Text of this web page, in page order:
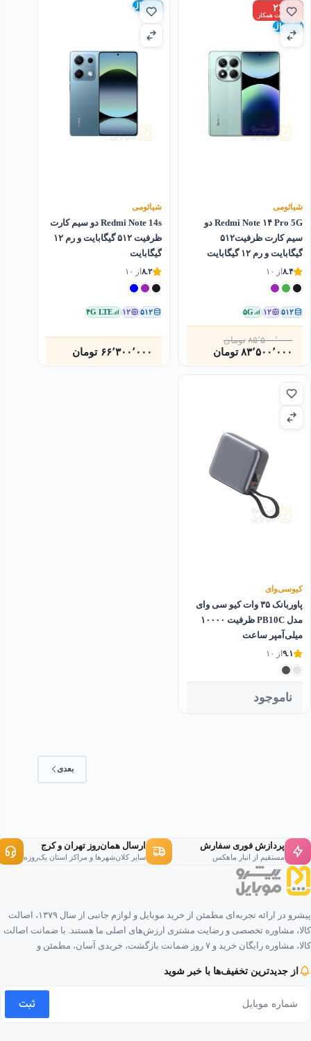
بود.
است.
۲٪
زیر قیمت همکار
گلوبال
شیائومی
Redmi Note ۱۴ Pro 5G دو
سیم کارت ظرفیت۵۱۲
گیگابایت و رم ۱۲ گیگابایت
۸.۴از ۱۰
۵۱۲ ۱۲ ۵G
۸۵٬۵۰۰٬۰۰۰ تومان
قیمت
بود.
۸۳٬۵۰۰٬۰۰۰ تومان
قیمت
است.
گلوبال
شیائومی
Redmi Note 14s دو سیم کارت
ظرفیت ۵۱۲ گیگابایت و رم ۱۲
گیگابایت
۸.۲از ۱۰
۵۱۲ ۱۲ ۴G LTE
۶۶٬۳۰۰٬۰۰۰ تومان
کیو‌سی‌وای
پاوربانک ۳۵ وات کیو سی وای
مدل PB10C ظرفیت ۱۰۰۰۰
میلی‌آمپر ساعت
۹.۱از ۱۰
ناموجود
بعدی
پردازش فوری سفارش
مستقیم از انبار ماهکس
ارسال همان‌روز تهران و کرج
سایر کلان‌شهرها و مراکز استان یک‌روزه
پیشرو در ارائه تجربه‌ای مطمئن از خرید موبایل و لوازم جانبی از سال ۱۳۷۹، اصالت
کالا، مشاوره تخصصی و رضایت مشتری ارزش‌های اصلی ما هستند. با ضمانت اصالت
کالا، مشاوره رایگان خرید و ۷ روز ضمانت بازگشت، خریدی آسان، مطمئن و
از جدیدترین تخفیف‌ها با خبر شوید
ثبت